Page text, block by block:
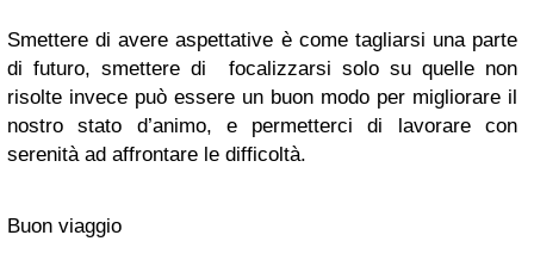
Smettere di avere aspettative è come tagliarsi una parte
di futuro, smettere di focalizzarsi solo su quelle non
risolte invece può essere un buon modo per migliorare il
nostro stato d’animo, e permetterci di lavorare con
serenità ad affrontare le difficoltà.
Buon viaggio